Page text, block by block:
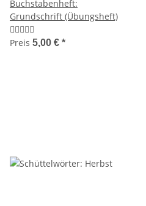
Buchstabenheft:
Grundschrift (Übungsheft)
Preis 5,00 € *